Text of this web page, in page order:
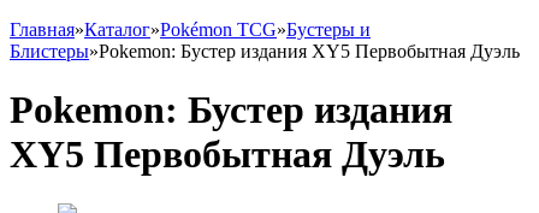
Главная»Каталог»Pokémon TCG»Бустеры и
Блистеры»Pokemon: Бустер издания XY5 Первобытная Дуэль
Pokemon: Бустер издания
XY5 Первобытная Дуэль